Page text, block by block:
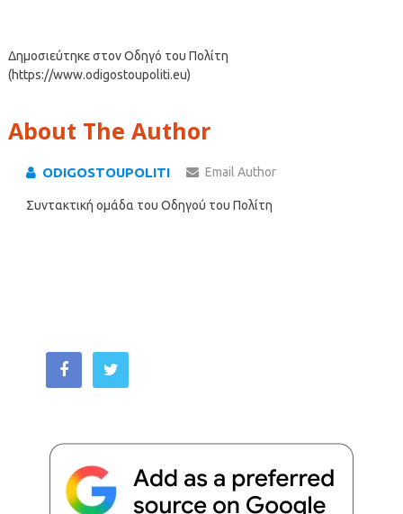
Δημοσιεύτηκε στον Οδηγό του Πολίτη
(https://www.odigostoupoliti.eu)
About The Author
ODIGOSTOUPOLITI Email Author
Συντακτική ομάδα του Οδηγού του Πολίτη